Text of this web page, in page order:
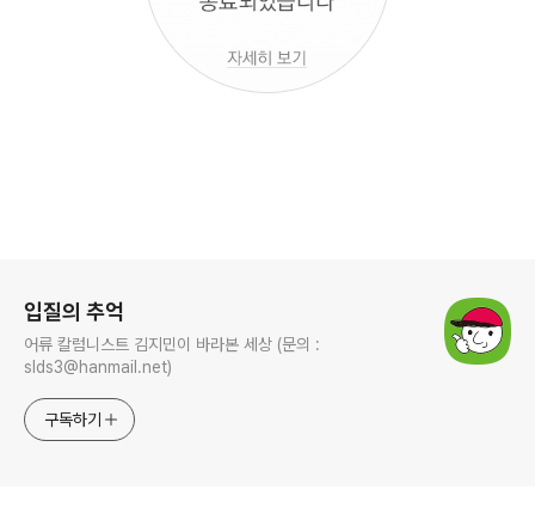
입질의 추억
어류 칼럼니스트 김지민이 바라본 세상 (문의 :
slds3@hanmail.net)
구독하기